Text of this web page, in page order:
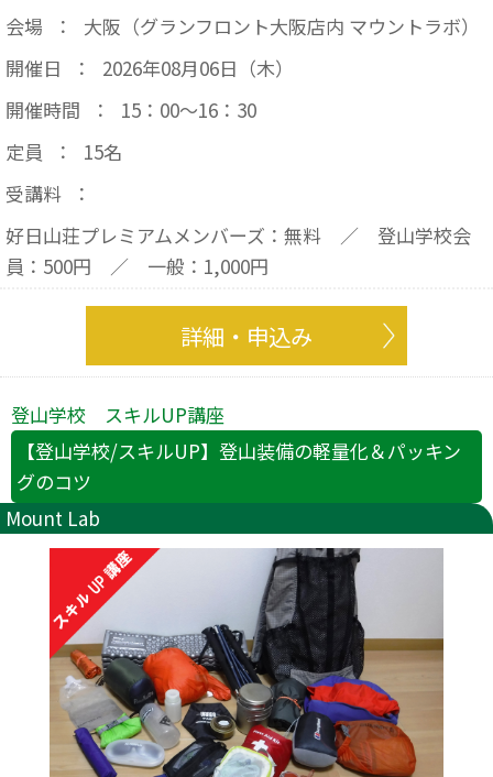
会場
：
大阪（グランフロント大阪店内 マウントラボ）
開催日
：
2026年08月06日（木）
開催時間
：
15：00～16：30
定員
：
15名
受講料
：
好日山荘プレミアムメンバーズ：無料 ／ 登山学校会
員：500円 ／ 一般：1,000円
詳細・申込み
登山学校 スキルUP講座
【登山学校/スキルUP】登山装備の軽量化＆パッキン
グのコツ
Mount Lab